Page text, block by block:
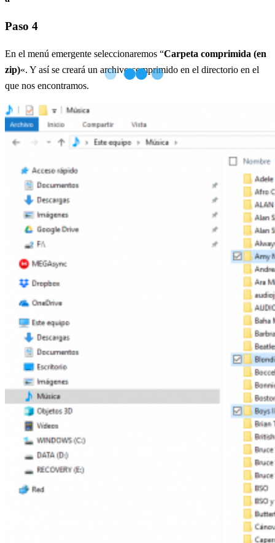
Paso 4
En el menú emergente seleccionaremos “Carpeta comprimida (en
zip)«. Y así se creará un archivo comprimido en el directorio en el
que nos encontramos.